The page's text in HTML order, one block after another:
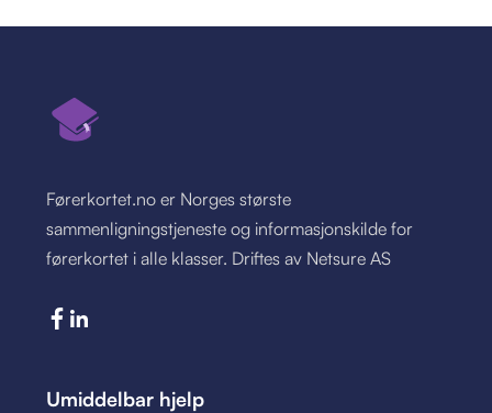
Førerkortet.no er Norges største
sammenligningstjeneste og informasjonskilde for
førerkortet i alle klasser. Driftes av Netsure AS
Umiddelbar hjelp